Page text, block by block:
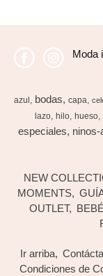
Moda
azul bodas capa
lazo
hilo hueso
especiales
ninos-
NEW
MOMENTS
OUTLET
BEBÉ
Ir arriba
Condiciones de